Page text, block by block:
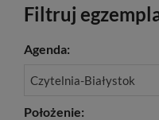
Filtruj
Agenda:
Czytelnia-Białystok
Położenie: